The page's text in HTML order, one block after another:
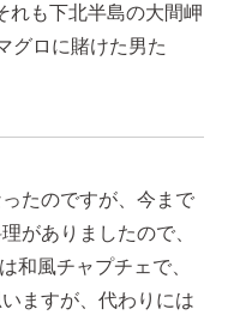
れも下北半島の大間岬
グロに賭けた男た
たのですが、今まで
がありましたので、
和風チャプチェで、
ますが、代わりには